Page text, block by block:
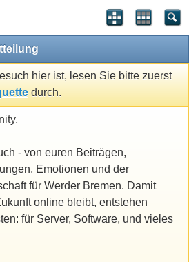
hier ist, lesen Sie bitte zuerst
durch.
- von euren Beiträgen,
Emotionen und der
für Werder Bremen. Damit
online bleibt, entstehen
für Server, Software, und vieles